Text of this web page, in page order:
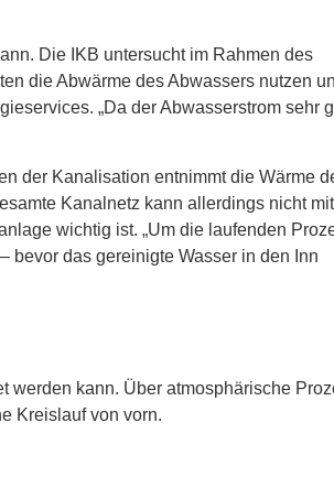
Die IKB untersucht im Rahmen des
die Abwärme des Abwassers nutzen
„Da der Abwasserstrom sehr
der Kanalisation entnimmt die Wärme
Kanalnetz kann allerdings nicht mit
wichtig ist. „Um die laufenden
bevor das gereinigte Wasser in den Inn
werden kann. Über atmosphärische
Kreislauf von vorn.